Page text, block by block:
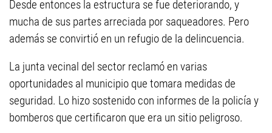
Desde entonces la estructura se fue deteriorando, y
mucha de sus partes arreciada por saqueadores. Pero
además se convirtió en un refugio de la delincuencia.
La junta vecinal del sector reclamó en varias
oportunidades al municipio que tomara medidas de
seguridad. Lo hizo sostenido con informes de la policía y
bomberos que certificaron que era un sitio peligroso.